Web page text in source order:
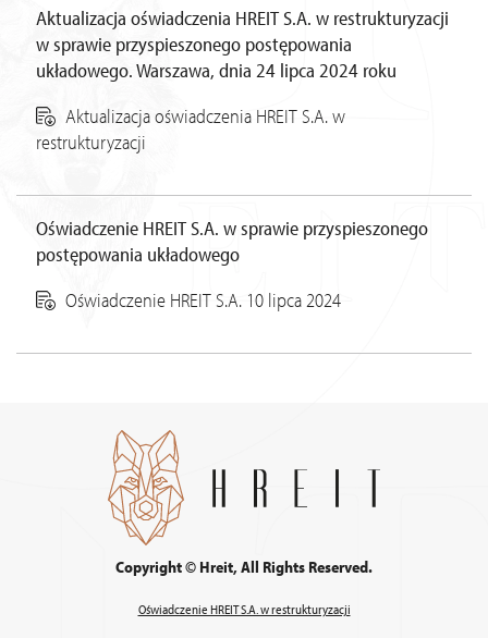
Aktualizacja oświadczenia HREIT S.A. w restrukturyzacji
w sprawie przyspieszonego postępowania
układowego. Warszawa, dnia 24 lipca 2024 roku
Aktualizacja oświadczenia HREIT S.A. w
restrukturyzacji
Oświadczenie HREIT S.A. w sprawie przyspieszonego
postępowania układowego
Oświadczenie HREIT S.A. 10 lipca 2024
Copyright © Hreit, All Rights Reserved.
Oświadczenie HREIT S.A. w restrukturyzacji